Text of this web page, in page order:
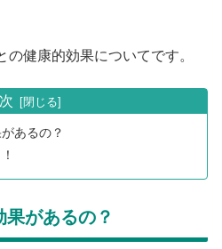
健康的効果についてです。
あるの？
があるの？